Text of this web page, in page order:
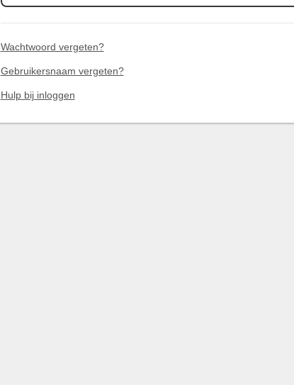
Wachtwoord vergeten?
Gebruikersnaam vergeten?
Hulp bij inloggen